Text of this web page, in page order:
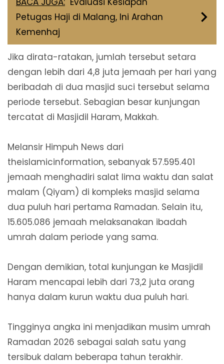
Petugas Haji di Malang, Ini Arahan
Kemenhaj
Jika dirata-ratakan, jumlah tersebut setara
dengan lebih dari 4,8 juta jemaah per hari yang
beribadah di dua masjid suci tersebut selama
periode tersebut. Sebagian besar kunjungan
tercatat di Masjidil Haram, Makkah.
Melansir Himpuh News dari
theislamicinformation, sebanyak 57.595.401
jemaah menghadiri salat lima waktu dan salat
malam (Qiyam) di kompleks masjid selama
dua puluh hari pertama Ramadan. Selain itu,
15.605.086 jemaah melaksanakan ibadah
umrah dalam periode yang sama.
Dengan demikian, total kunjungan ke Masjidil
Haram mencapai lebih dari 73,2 juta orang
hanya dalam kurun waktu dua puluh hari.
Tingginya angka ini menjadikan musim umrah
Ramadan 2026 sebagai salah satu yang
tersibuk dalam beberapa tahun terakhir.